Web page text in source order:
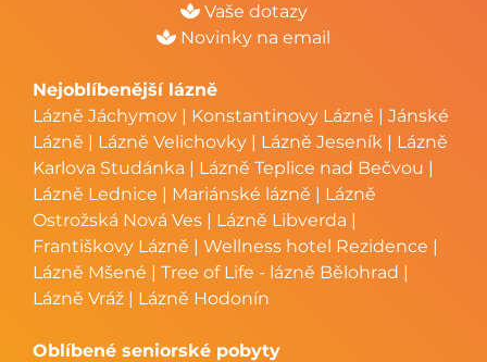
Vaše dotazy
Novinky na email
Nejoblíbenější lázně
Lázně Jáchymov
Konstantinovy Lázně
Jánské
Lázně | Lázně Velichovky Lázně Jeseník
Lázně
Karlova Studánka
Lázně Teplice nad Bečvou
Lázně Lednice
Mariánské lázně
Lázně
Ostrožská Nová Ves
Lázně Libverda
Františkovy Lázně
Wellness hotel Rezidence
Lázně Mšené | Tree of Life - lázně Bělohrad
Lázně Vráž
Lázně Hodonín
Oblíbené seniorské pobyty